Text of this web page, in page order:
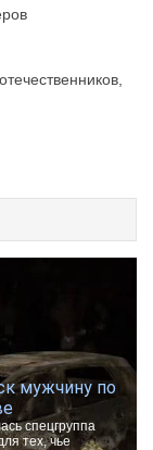
мужчину по
спецгруппа
тех, чье